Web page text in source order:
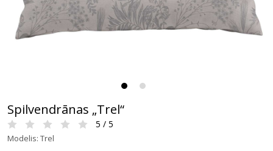
Spilvendrānas „Trel“
5 / 5
Modelis: Trel